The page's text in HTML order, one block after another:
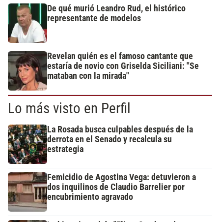
De qué murió Leandro Rud, el histórico
representante de modelos
Revelan quién es el famoso cantante que
estaría de novio con Griselda Siciliani: "Se
mataban con la mirada"
Lo más visto en Perfil
La Rosada busca culpables después de la
derrota en el Senado y recalcula su
estrategia
Femicidio de Agostina Vega: detuvieron a
dos inquilinos de Claudio Barrelier por
encubrimiento agravado